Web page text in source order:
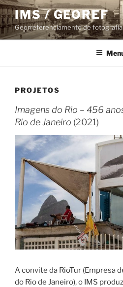
Pular
para
o
conteúdo
IMS / GEOREF
Georreferenciamento de
PROJETOS
Imagens do Rio – 456
Rio de Janeiro (2021)
A convite da RioTur (Empresa
do Rio de Janeiro), o IMS